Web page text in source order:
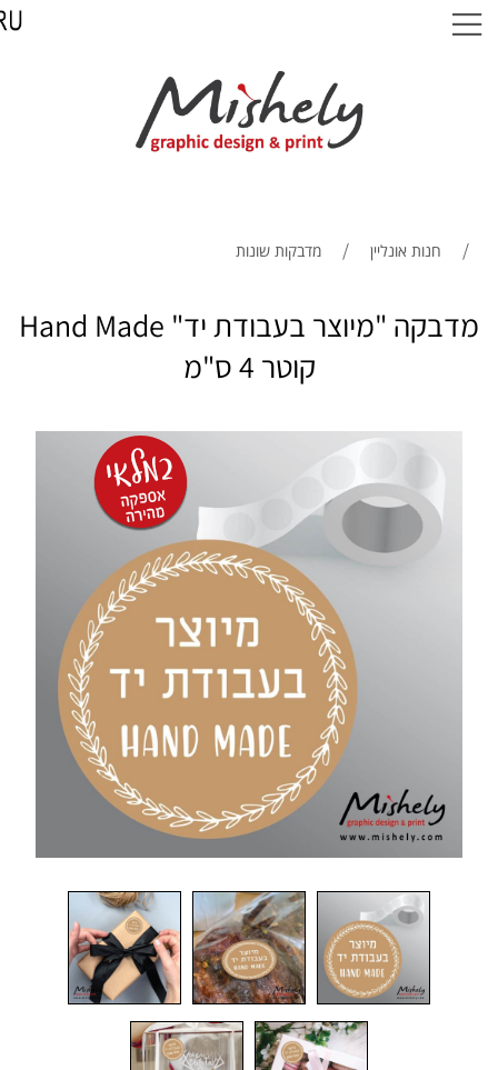
/ חנות אונליין / מדבקות שונות
מדבקה "מיוצר בעבודת יד" Hand Made
קוטר 4 ס"מ